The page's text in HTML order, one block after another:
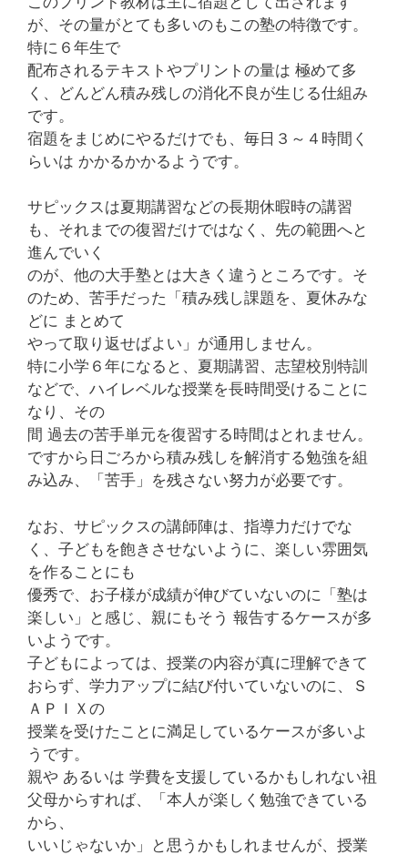
が、その量がとても多いのもこの塾の特徴です。
特に６年生で
配布されるテキストやプリントの量は 極めて多
く、どんどん積み残しの消化不良が生じる仕組み
です。
宿題をまじめにやるだけでも、毎日３～４時間く
らいは かかるかかるようです。
サピックスは夏期講習などの長期休暇時の講習
も、それまでの復習だけではなく、先の範囲へと
進んでいく
のが、他の大手塾とは大きく違うところです。そ
のため、苦手だった「積み残し課題を、夏休みな
どに まとめて
やって取り返せばよい」が通用しません。
特に小学６年になると、夏期講習、志望校別特訓
などで、ハイレベルな授業を長時間受けることに
なり、その
間 過去の苦手単元を復習する時間はとれません。
ですから日ごろから積み残しを解消する勉強を組
み込み、「苦手」を残さない努力が必要です。
なお、サピックスの講師陣は、指導力だけでな
く、子どもを飽きさせないように、楽しい雰囲気
を作ることにも
優秀で、お子様が成績が伸びていないのに「塾は
楽しい」と感じ、親にもそう 報告するケースが多
いようです。
子どもによっては、授業の内容が真に理解できて
おらず、学力アップに結び付いていないのに、Ｓ
ＡＰＩＸの
授業を受けたことに満足しているケースが多いよ
うです。
親や あるいは 学費を支援しているかもしれない祖
父母からすれば、「本人が楽しく勉強できている
から、
いいじゃないか」と思うかもしれませんが、授業